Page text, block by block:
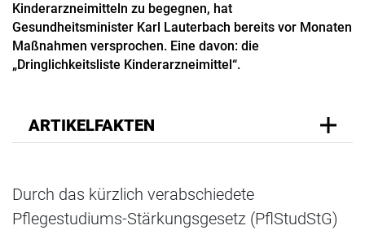
Kinderarzneimitteln zu begegnen, hat
Gesundheitsminister Karl Lauterbach bereits vor Monaten
Maßnahmen versprochen. Eine davon: die
„Dringlichkeitsliste Kinderarzneimittel“.
ARTIKELFAKTEN
Durch das kürzlich verabschiedete
Pflegestudiums-Stärkungsgesetz (PflStudStG)